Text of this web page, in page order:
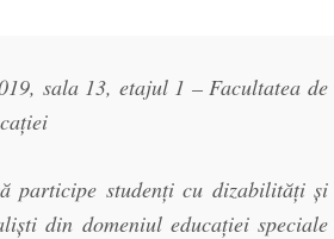
sala 13, etajul 1 – Facultatea de
participe studenți cu dizabilități și
din domeniul educației speciale